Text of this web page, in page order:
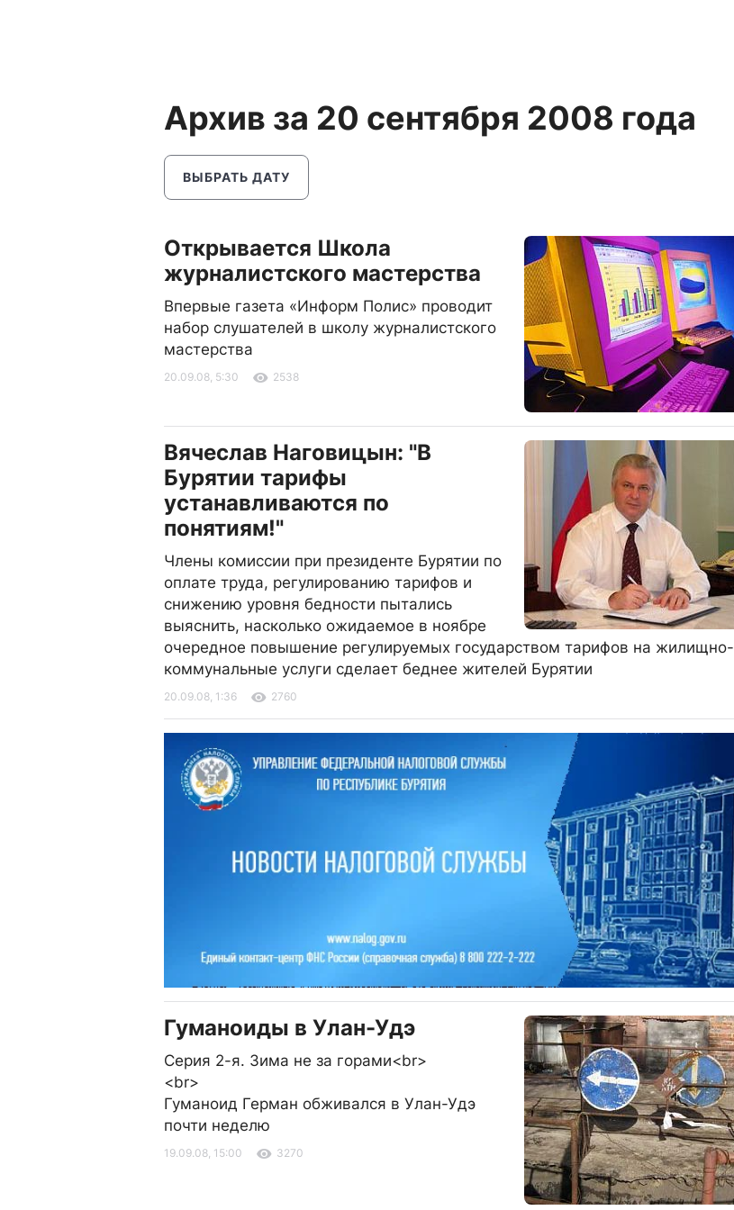
Архив за 20 сентября 2008 года
ВЫБРАТЬ ДАТУ
Открывается Школа
журналистского мастерства
Впервые газета «Информ Полис» проводит
набор слушателей в школу журналистского
мастерства
20.09.08, 5:30 2538
Вячеслав Наговицын: "В
Бурятии тарифы
устанавливаются по
понятиям!"
Члены комиссии при президенте Бурятии по
оплате труда, регулированию тарифов и
снижению уровня бедности пытались
выяснить, насколько ожидаемое в ноябре
очередное повышение регулируемых государством тарифов на жилищно-
коммунальные услуги сделает беднее жителей Бурятии
20.09.08, 1:36 2760
Гуманоиды в Улан-Удэ
Серия 2-я. Зима не за горами<br>
<br>
Гуманоид Герман обживался в Улан-Удэ
почти неделю
19.09.08, 15:00 3270